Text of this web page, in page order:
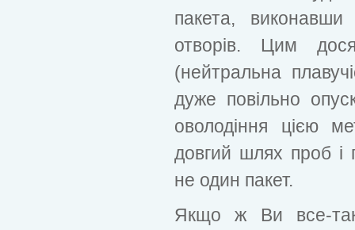
пакета,
отворів. Цим
(нейтральна
дуже повільно
оволодіння цією
довгий шлях проб і
не один пакет.
Якщо ж Ви все-